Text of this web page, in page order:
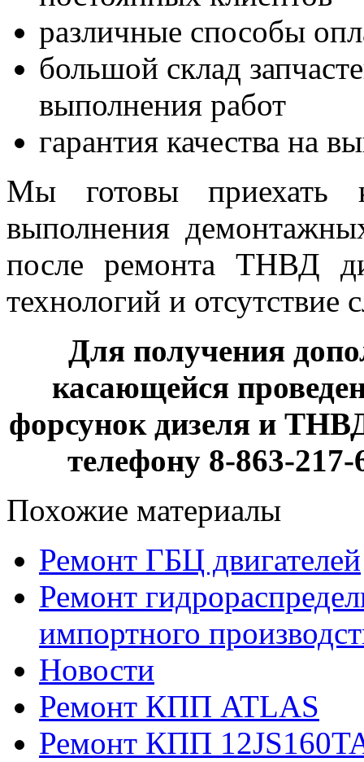
различные способы
большой склад
выполнения работ
гарантия качества на
Мы готовы приехать
выполнения
после ремонта ТНВД
технологий и
Для получения
касающейся
форсунок дизеля и
телефону 8-863-
Похожие материалы
Ремонт ГБЦ двигателей
Ремонт
импортного
Новости
Ремонт КПП ATLAS
Ремонт КПП